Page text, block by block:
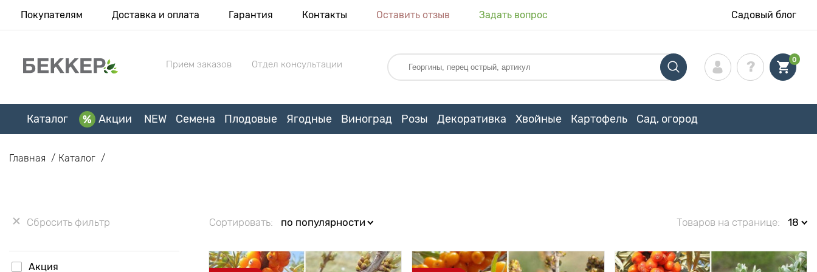
Покупателям Доставка и оплата Гарантия Контакты Оставить отзыв Задать вопрос Садовый блог
Прием заказов Отдел консультации 0
Каталог Акции NEW Семена Плодовые Ягодные Виноград Розы Декоративка Хвойные Картофель Сад, огород
Главная Каталог
Сбросить фильтр
Акция
Сортировать: по популярности Товаров на странице: 18